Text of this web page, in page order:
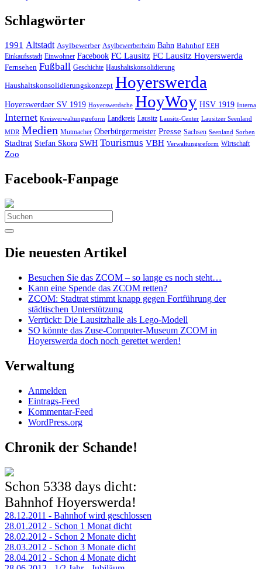
Schlagwörter
1991 Altstadt Asylbewerber Asylbewerberheim Bahn Bahnhof EEH
Einkaufsstadt Einwohner Facebook FC Lausitz FC Lausitz Hoyerswerda
Fernsehen Fußball Geschichte Haushaltskonsolidierung
Haushaltskonsolidierungskonzept Hoyerswerda
Hoyerswerdaer SV 1919 Hoyerswerdsche HoyWoy HSV 1919 Interna
Internet Kreisverwaltungsreform Landkreis Lausitz Lausitz-Center Lausitzer Seenland
MDR Medien Mutmacher Oberbürgermeister Presse Sachsen Seenland Sorben
Stadtrat Stefan Skora SWH Tourismus VBH Verwaltungsreform Wirtschaft
Zoo
Facebook-Fanpage
Search
for:
Die neuesten Artikel
Besuchen Sie das ZCOM – so lange es noch steht…
Kann eine Spende das ZCOM retten?
ZCOM: Stadtrat stimmt knapp gegen Fortführung der
städtischen Unterstützung
Verrückt: Die Lausitzhalle als Lego-Modell
SO könnte das Zuse-Computer-Museum ZCOM in
Hoyerswerda doch noch gerettet werden!
Verwaltung
Anmelden
Eintrags-Feed
Kommentar-Feed
WordPress.org
Chronik der Schande!
Schon 5338 days dicht:
Bahnhof Hoyerswerda!
28.12.2011 - Bahnhof wird geschlossen
28.01.2012 - Schon 1 Monat dicht
28.02.2012 - Schon 2 Monate dicht
28.03.2012 - Schon 3 Monate dicht
28.04.2012 - Schon 4 Monate dicht